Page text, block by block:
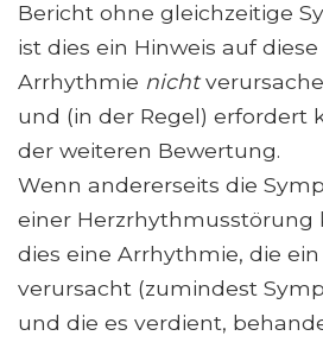
Bericht ohne gleichzeitige
ist dies ein Hinweis auf diese
Arrhythmie nicht
und (in der Regel) erfordert
der weiteren Bewertung.
Wenn andererseits die
einer Herzrhythmusstörung
dies eine Arrhythmie, die
verursacht (zumindest
und die es verdient,